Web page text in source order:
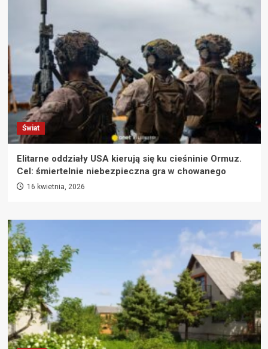
Świat
Elitarne oddziały USA kierują się ku cieśninie Ormuz.
Cel: śmiertelnie niebezpieczna gra w chowanego
16 kwietnia, 2026